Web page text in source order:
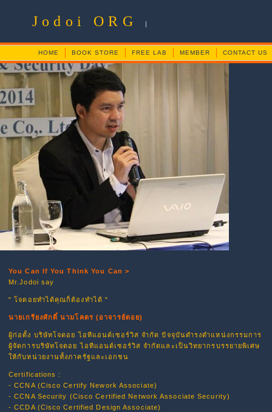
Jodoi ORG |
HOME BOOK STORE FREE LAB MEMBER CONTACT US
You Can If You Think You Can >
Mr.Jodoi say
" โจดอยทำได้คุณก็ต้องทำได้ "
นายเกรียงศักดิ์ นามโคตร (อาจารย์ดอย)
ผู้ก่อตั้ง บริษัทโจดอย ไอทีแอนด์เซอร์วิส จำกัด ปัจจุบันดำรงตำแหน่งกรรมการ
ผู้จัดการบริษัทโจดอย ไอทีแอนด์เซอร์วิส จำกัดและเป็นวิทยากรบรรยายพิเศษ
ให้กับหน่วยงานทั้งภาครัฐและเอกชน
Certifications :
- CCNA (Cisco Certify Nework Associate)
- CCNA Security (Cisco Certified Network Associate Security)
- CCDA (Cisco Certified Design Associate)